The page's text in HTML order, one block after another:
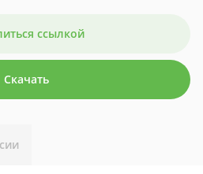
ссылкой
Скачать